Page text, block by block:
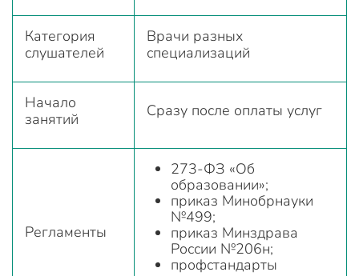
Категория
слушателей
Врачи разных
специализаций
Начало
занятий
Сразу после оплаты услуг
Регламенты
273-ФЗ «Об
образовании»;
приказ Минобрнауки
№499;
приказ Минздрава
России №206н;
профстандарты